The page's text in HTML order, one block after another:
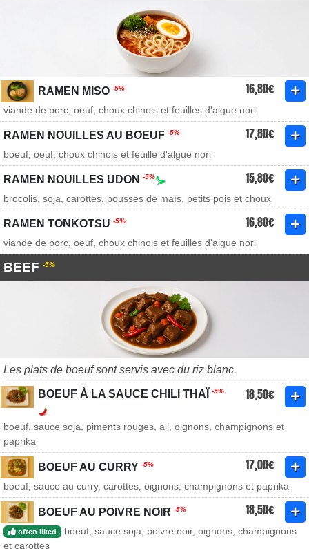
RAMEN MISO -5% 16,80€
viande de porc, oeuf, choux chinois et feuilles d'algue nori
RAMEN NOUILLES AU BOEUF -5% 17,80€
boeuf, oeuf, choux chinois et feuille d'algue nori
RAMEN NOUILLES UDON -5% 15,80€
brocolis, soja, carottes, pousses de maïs, petits pois et choux
RAMEN TONKOTSU -5% 16,80€
viande de porc, oeuf, choux chinois et feuilles d'algue nori
BEEF -5%
Les plats de boeuf sont servis avec du riz blanc.
BOEUF À LA SAUCE CHILI THAÏ -5% 18,50€
boeuf, sauce soja, piments rouges, ail, oignons, champignons et
paprika
BOEUF AU CURRY -5% 17,00€
boeuf, sauce au curry, carottes, oignons, champignons et paprika
BOEUF AU POIVRE NOIR -5% 18,50€
often liked
boeuf, sauce soja, poivre noir, oignons, champignons
et carottes